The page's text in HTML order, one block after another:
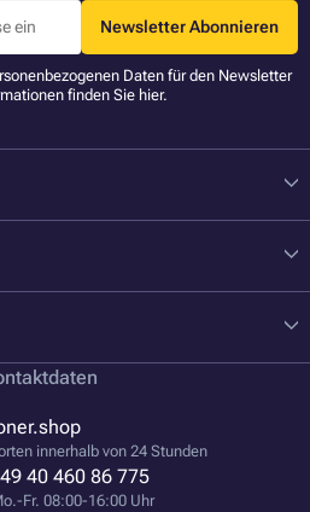
Newsletter Abonnieren
Daten für den Newsletter
finden Sie hier.
innerhalb von 24 Stunden
40 460 86 775
Fr. 08:00-16:00 Uhr